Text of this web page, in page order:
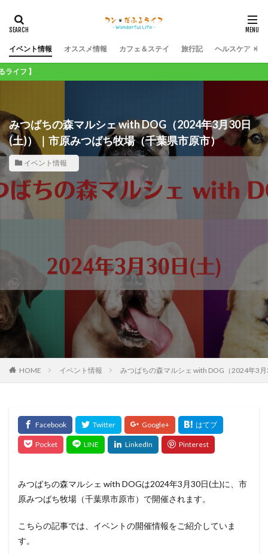
イベント情報 オススメ情報 カフェ＆ステイ 旅行記 ヘルスケア
みつばちの森マルシェ with DOG（2024年3月30日
(土)）｜市原みつばち牧場（千葉県市原市）
イベント情報
HOME イベント情報 みつばちの森マルシェ with DOG（2024年3
みつばちの森マルシェ with DOGは2024年3月30日(土)に、市
原みつばち牧場（千葉県市原市）で開催されます。
こちらの記事では、イベントの開催情報をご紹介していま
す。